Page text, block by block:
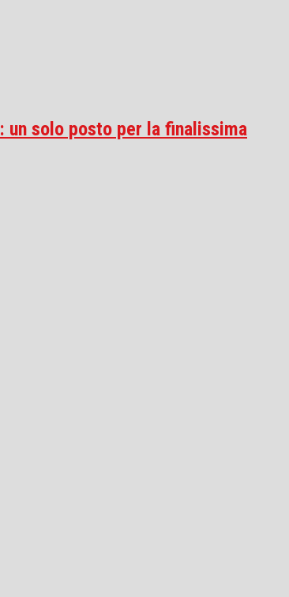
un solo posto per la finalissima